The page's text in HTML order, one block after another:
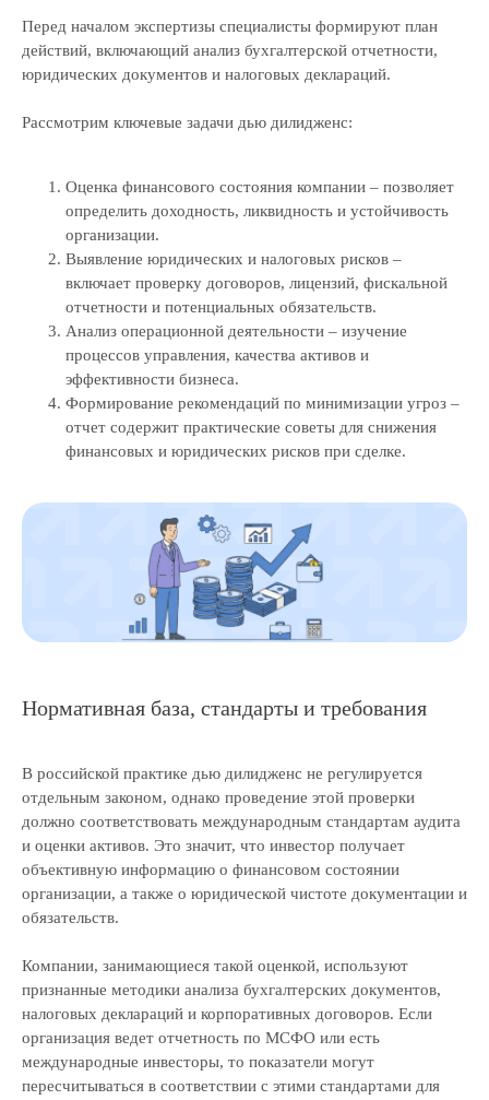
Перед началом экспертизы специалисты формируют план
действий, включающий анализ бухгалтерской отчетности,
юридических документов и налоговых деклараций.
Рассмотрим ключевые задачи дью дилидженс:
Оценка финансового состояния компании – позволяет
определить доходность, ликвидность и устойчивость
организации.
Выявление юридических и налоговых рисков –
включает проверку договоров, лицензий, фискальной
отчетности и потенциальных обязательств.
Анализ операционной деятельности – изучение
процессов управления, качества активов и
эффективности бизнеса.
Формирование рекомендаций по минимизации угроз –
отчет содержит практические советы для снижения
финансовых и юридических рисков при сделке.
Нормативная база, стандарты и требования
В российской практике дью дилидженс не регулируется
отдельным законом, однако проведение этой проверки
должно соответствовать международным стандартам аудита
и оценки активов. Это значит, что инвестор получает
объективную информацию о финансовом состоянии
организации, а также о юридической чистоте документации и
обязательств.
Компании, занимающиеся такой оценкой, используют
признанные методики анализа бухгалтерских документов,
налоговых деклараций и корпоративных договоров. Если
организация ведет отчетность по МСФО или есть
международные инвесторы, то показатели могут
пересчитываться в соответствии с этими стандартами для